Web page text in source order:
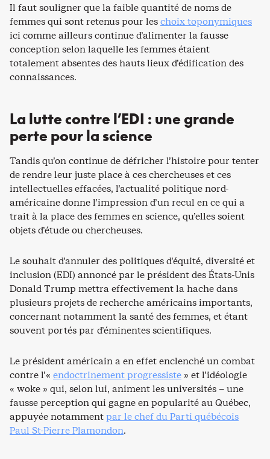
Il faut souligner que la faible quantité de noms de
femmes qui sont retenus pour leschoix toponymiques
ici comme ailleurs continue d’alimenter la fausse
conception selon laquelle les femmes étaient
totalement absentes des hauts lieux d’édification des
connaissances.
La lutte contre l’EDI : une grande
perte pour la science
Tandis qu’on continue de défricher l’histoire pour tenter
de rendre leur juste place à ces chercheuses et ces
intellectuelles effacées, l’actualité politique nord-
américaine donne l’impression d’un recul en ce qui a
trait à la place des femmes en science, qu’elles soient
objets d’étude ou chercheuses.
Le souhait d’annuler des politiques d’équité, diversité et
inclusion (EDI) annoncé par le président des États-Unis
Donald Trump mettra effectivement la hache dans
plusieurs projets de recherche américains importants,
concernant notamment la santé des femmes, et étant
souvent portés par d’éminentes scientifiques.
Le président américain a en effet enclenché un combat
contre l’« endoctrinement progressiste » et l’idéologie
« woke » qui, selon lui, animent les universités – une
fausse perception qui gagne en popularité au Québec,
appuyée notammentpar le chef du Parti québécois
Paul St-Pierre Plamondon.